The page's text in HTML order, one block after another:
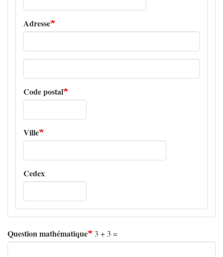
Adresse
Adresse
Code postal
Ville
Cedex
Question mathématique 3 + 3 =